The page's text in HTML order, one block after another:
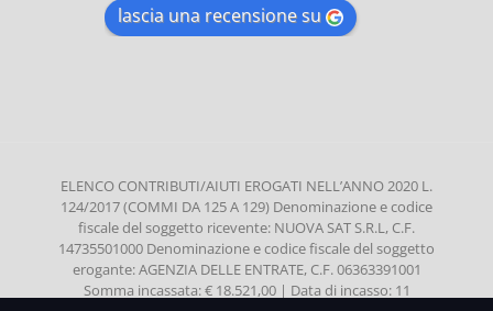
lascia una recensione su
ELENCO CONTRIBUTI/AIUTI EROGATI NELL’ANNO 2020 L.
124/2017 (COMMI DA 125 A 129) Denominazione e codice
fiscale del soggetto ricevente: NUOVA SAT S.R.L, C.F.
14735501000 Denominazione e codice fiscale del soggetto
erogante: AGENZIA DELLE ENTRATE, C.F. 06363391001
Somma incassata: € 18.521,00 | Data di incasso: 11